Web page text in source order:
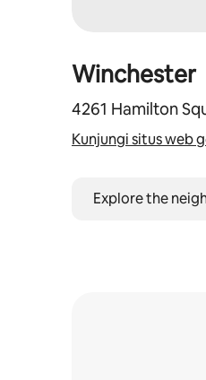
Winchester
4261 Hamilton
Kunjungi situs web
Explore the